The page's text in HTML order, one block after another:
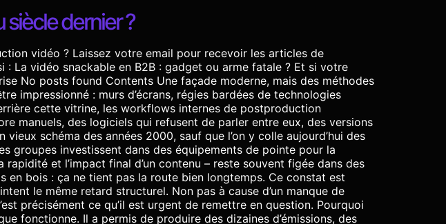
dernier ?
vidéo ? Laissez votre email pour recevoir les articles de
La vidéo snackable en B2B : gadget ou arme fatale ? Et si votre
No posts found Contents Une façade moderne, mais des méthodes
impressionné : murs d’écrans, régies bardées de technologies
cette vitrine, les workflows internes de postproduction
manuels, des logiciels qui refusent de parler entre eux, des versions
schéma des années 2000, sauf que l’on y colle aujourd’hui des
groupes investissent dans des équipements de pointe pour la
et l’impact final d’un contenu – reste souvent figée dans des
en bois : ça ne tient pas la route bien longtemps. Ce constat est
le même retard structurel. Non pas à cause d’un manque de
précisément ce qu’il est urgent de remettre en question. Pourquoi
fonctionne. Il a permis de produire des dizaines d’émissions, des